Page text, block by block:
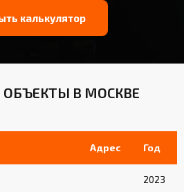
калькулятор
В МОСКВЕ
Адрес Год
2023